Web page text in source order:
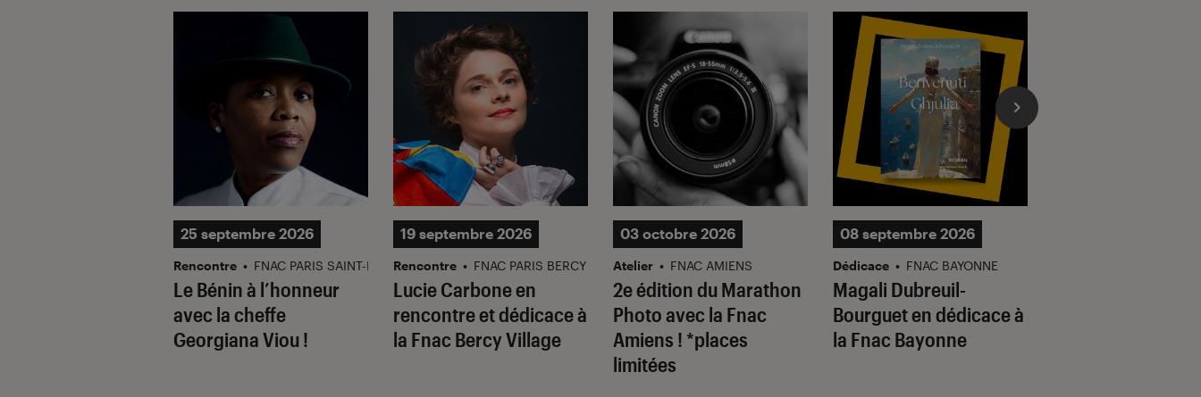
Le Bénin à l’honneur
avec la cheffe
Georgiana Viou !
25 septembre 2026
Rencontre • FNAC PARIS SAINT-LAZARE
Lucie Carbone en
rencontre et dédicace à
la Fnac Bercy Village
19 septembre 2026
Rencontre • FNAC PARIS BERCY
2e édition du Marathon
Photo avec la Fnac
Amiens ! *places
limitées
03 octobre 2026
Atelier • FNAC AMIENS
Magali Dubreuil-
Bourguet en dédicace à
la Fnac Bayonne
08 septembre 2026
Dédicace • FNAC BAYONNE